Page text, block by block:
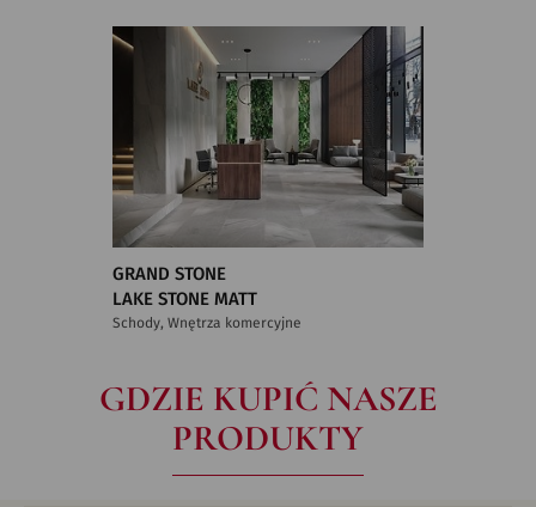
GRAND STONE
LAKE STONE MATT
Schody, Wnętrza komercyjne
GDZIE KUPIĆ NASZE
PRODUKTY